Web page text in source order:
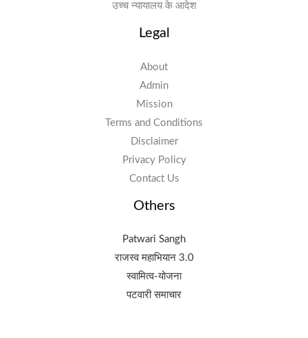
उच्च न्यायालय के आदेश
Legal
About
Admin
Mission
Terms and Conditions
Disclaimer
Privacy Policy
Contact Us
Others
Patwari Sangh
राजस्व महाभियान 3.0
स्वामित्व-योजना
पटवारी समाचार